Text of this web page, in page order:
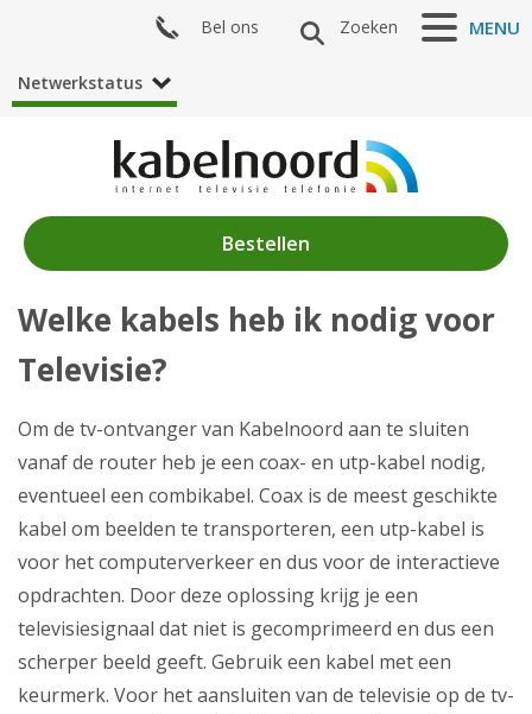
Nieuws
Producten
Klantenservice
Zakelijk
Mijn webmail
Bestellen
MENU
Zoeken
Bel ons
Netwerkstatus
Welke kabels heb ik nodig voor
Televisie?
Om de tv-ontvanger van Kabelnoord aan te sluiten
vanaf de router heb je een coax- en utp-kabel nodig,
eventueel een combikabel. Coax is de meest geschikte
kabel om beelden te transporteren, een utp-kabel is
voor het computerverkeer en dus voor de interactieve
opdrachten. Door deze oplossing krijg je een
televisiesignaal dat niet is gecomprimeerd en dus een
scherper beeld geeft. Gebruik een kabel met een
keurmerk. Voor het aansluiten van de televisie op de tv-